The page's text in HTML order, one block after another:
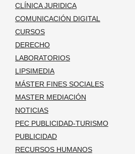
CLÍNICA JURIDICA
COMUNICACIÓN DIGITAL
CURSOS
DERECHO
LABORATORIOS
LIPSIMEDIA
MÁSTER FINES SOCIALES
MASTER MEDIACIÓN
NOTICIAS
PEC PUBLICIDAD-TURISMO
PUBLICIDAD
RECURSOS HUMANOS